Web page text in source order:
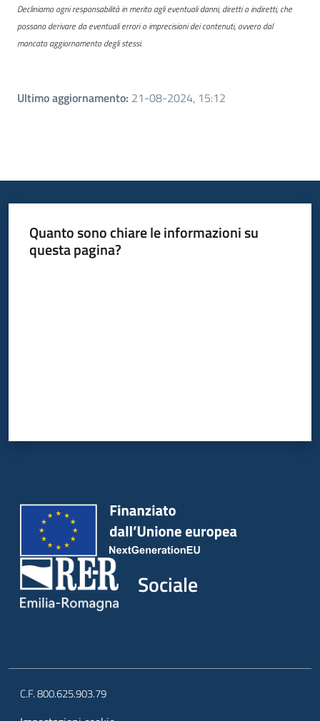
Decliniamo ogni responsabilità in merito agli eventuali danni, diretti o indiretti, che
possano derivare da eventuali errori o imprecisioni dei contenuti, ovvero dal
mancato aggiornamento degli stessi.
Ultimo aggiornamento: 21-08-2024, 15:12
Quanto sono chiare le informazioni su
questa pagina?
Sociale
C.F. 800.625.903.79